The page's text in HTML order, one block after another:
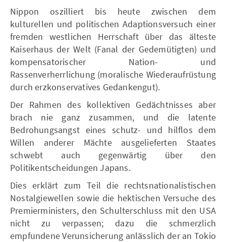
Nippon oszilliert bis heute zwischen dem
kulturellen und politischen Adaptionsversuch einer
fremden westlichen Herrschaft über das älteste
Kaiserhaus der Welt (Fanal der Gedemütigten) und
kompensatorischer Nation- und
Rassenverherrlichung (moralische Wiederaufrüstung
durch erzkonservatives Gedankengut).
Der Rahmen des kollektiven Gedächtnisses aber
brach nie ganz zusammen, und die latente
Bedrohungsangst eines schutz- und hilflos dem
Willen anderer Mächte ausgelieferten Staates
schwebt auch gegenwärtig über den
Politikentscheidungen Japans.
Dies erklärt zum Teil die rechtsnationalistischen
Nostalgiewellen sowie die hektischen Versuche des
Premierministers, den Schulterschluss mit den USA
nicht zu verpassen; dazu die schmerzlich
empfundene Verunsicherung anlässlich der an Tokio